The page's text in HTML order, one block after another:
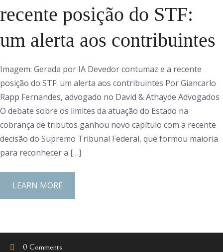
recente posição do STF:
um alerta aos contribuintes
Imagem: Gerada por IA Devedor contumaz e a recente
posição do STF: um alerta aos contribuintes Por Giancarlo
Rapp Fernandes, advogado no David & Athayde Advogados
O debate sobre os limites da atuação do Estado na
cobrança de tributos ganhou novo capítulo com a recente
decisão do Supremo Tribunal Federal, que formou maioria
para reconhecer a […]
LEARN MORE
0 Comments